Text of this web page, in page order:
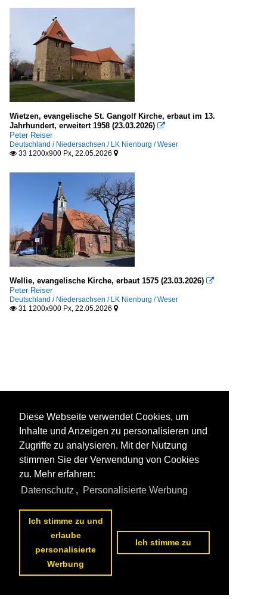
Wietzen, evangelische St. Gangolf Kirche, erbaut im 13.
Jahrhundert, erweitert 1958 (23.03.2026) 
Peter Reiser
Deutschland / Niedersachsen / LK Nienburg / Weser
 33 1200x900 Px, 22.05.2026 
Wellie, evangelische Kirche, erbaut 1575 (23.03.2026) 
Peter Reiser
Deutschland / Niedersachsen / LK Nienburg / Weser
 31 1200x900 Px, 22.05.2026 
Diese Webseite verwendet Cookies, um
Inhalte und Anzeigen zu personalisieren und
Zugriffe zu analysieren. Mit der Nutzung
stimmen Sie der Verwendung von Cookies
zu. Mehr erfahren:
Datenschutz , Personalisierte Werbung
Ich stimme zu und
erlaube
personalisierte
Werbung
Ich stimme zu